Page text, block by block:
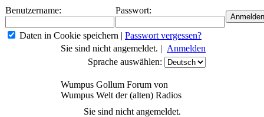
Benutzername: Passwort:
Daten in Cookie speichern | Passwort vergessen?
Sie sind nicht angemeldet. | Anmelden
Sprache auswählen:
Wumpus Gollum Forum von
Wumpus Welt der (alten) Radios
Sie sind nicht angemeldet.